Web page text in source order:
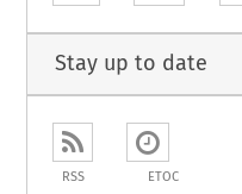
Stay up to date
RSS ETOC